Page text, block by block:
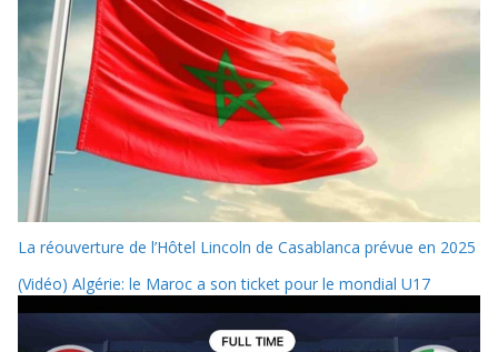
La réouverture de l’Hôtel Lincoln de Casablanca prévue en 2025
(Vidéo) Algérie: le Maroc a son ticket pour le mondial U17